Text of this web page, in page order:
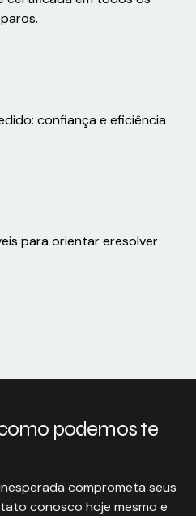
confiança e eficiência
para orientar eresolver
podemos te
comprometa seus
conosco hoje mesmo e